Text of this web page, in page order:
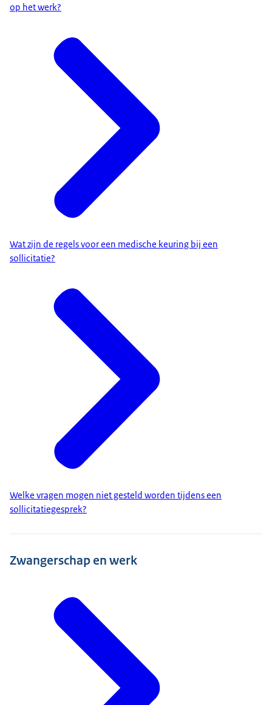
op het werk?
Wat zijn de regels voor een medische keuring bij een
sollicitatie?
Welke vragen mogen niet gesteld worden tijdens een
sollicitatiegesprek?
Zwangerschap en werk